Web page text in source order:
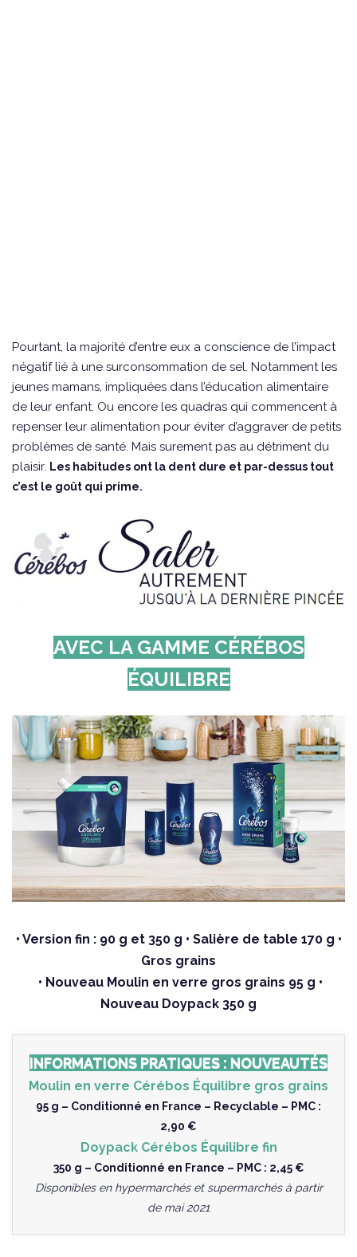
Pourtant, la majorité d’entre eux a conscience de l’impact
négatif lié à une surconsommation de sel. Notamment les
jeunes mamans, impliquées dans l’éducation alimentaire
de leur enfant. Ou encore les quadras qui commencent à
repenser leur alimentation pour éviter d’aggraver de petits
problèmes de santé. Mais surement pas au détriment du
plaisir. Les habitudes ont la dent dure et par-dessus tout
c’est le goût qui prime.
AVEC LA GAMME CÉRÉBOS
ÉQUILIBRE
• Version fin : 90 g et 350 g • Salière de table 170 g •
Gros grains
• Nouveau Moulin en verre gros grains 95 g •
Nouveau Doypack 350 g
INFORMATIONS PRATIQUES : NOUVEAUTÉS
Moulin en verre Cérébos Équilibre gros grains
95 g – Conditionné en France – Recyclable – PMC :
2,90 €
Doypack Cérébos Équilibre fin
350 g – Conditionné en France – PMC : 2,45 €
Disponibles en hypermarchés et supermarchés à partir
de mai 2021